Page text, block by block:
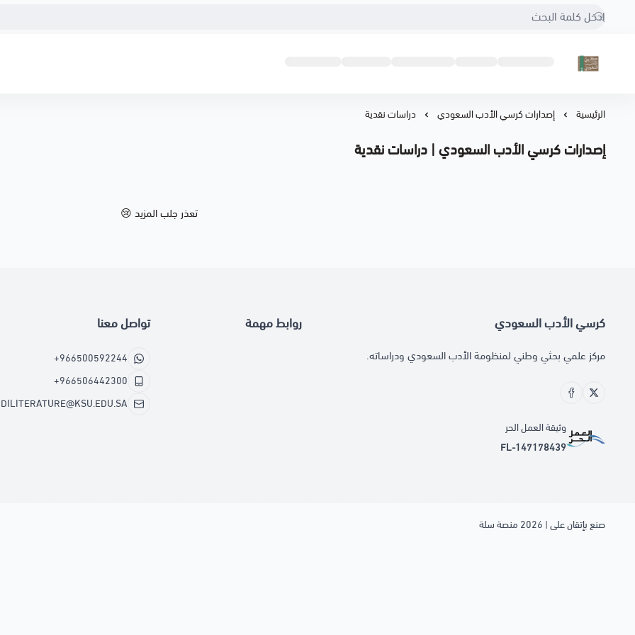
كرسي الأدب السعودي
الرئيسية إصدارات كرسي الأدب السعودي دراسات نقدية
إصدارات كرسي الأدب السعودي | دراسات نقدية
تعذر جلب المزيد 😢
كرسي الأدب السعودي
مركز علمي بحثي وطني لمنظومة الأدب السعودي ودراساته.
وثيقة العمل الحر
FL-147178439
روابط مهمة تواصل معنا
+966500592244
+966506442300
صنع بإتقان على | 2026 منصة سلة